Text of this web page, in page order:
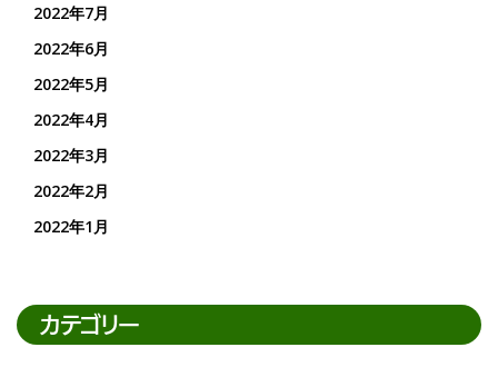
2022年7月
2022年6月
2022年5月
2022年4月
2022年3月
2022年2月
2022年1月
カテゴリー